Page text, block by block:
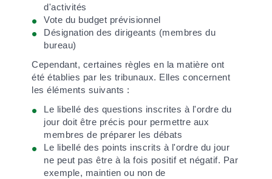
d'activités
Vote du budget prévisionnel
Désignation des dirigeants (membres du
bureau)
Cependant, certaines règles en la matière ont
été établies par les tribunaux. Elles concernent
les éléments suivants :
Le libellé des questions inscrites à l'ordre du
jour doit être précis pour permettre aux
membres de préparer les débats
Le libellé des points inscrits à l'ordre du jour
ne peut pas être à la fois positif et négatif. Par
exemple, maintien ou non de